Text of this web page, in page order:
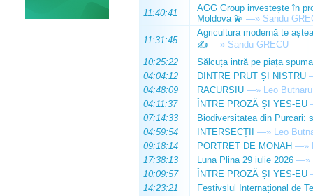
11:40:41
AGG Group investește în
Moldova 💫 —» Sandu
11:31:45
Agricultura modernă te
✍️ —» Sandu GRECU
10:25:22
Sălcuța intră pe piața
04:04:12
DINTRE PRUT ȘI NISTRU
04:48:09
RACURSIU —» Leo Butnaru
04:11:37
ÎNTRE PROZĂ ȘI YES-EU
07:14:33
Biodiversitatea din Purcari:
04:59:54
INTERSECȚII —» Leo
09:18:14
PORTRET DE MONAH —»
17:38:13
Luna Plina 29 iulie 2026 —»
10:09:57
ÎNTRE PROZĂ ȘI YES-EU
14:23:21
Festivslul Internațional de